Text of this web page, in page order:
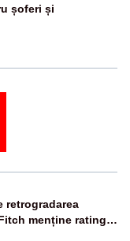
șoferi și
retrogradarea
menține ratingul
negativă